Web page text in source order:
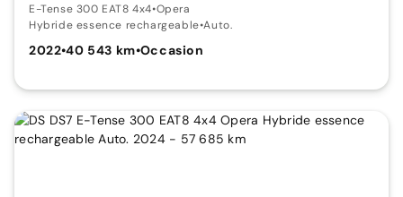
E-Tense 300 EAT8 4x4•Opera
Hybride essence rechargeable•Auto.
2022•40 543 km•Occasion